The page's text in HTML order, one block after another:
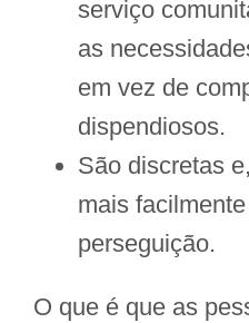
serviço
as
em vez de
dispendiosos.
São discretas
mais
perseguição.
O que é que as